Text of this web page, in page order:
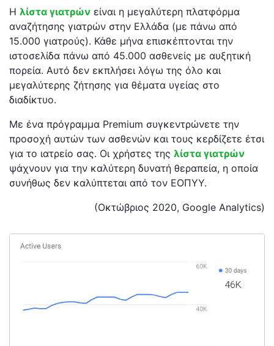
Η λίστα γιατρών είναι η μεγαλύτερη πλατφόρμα
αναζήτησης γιατρών στην Ελλάδα (με πάνω από
15.000 γιατρούς). Κάθε μήνα επισκέπτονται την
ιστοσελίδα πάνω από 45.000 ασθενείς με αυξητική
πορεία. Αυτό δεν εκπλήσει λόγω της όλο και
μεγαλύτερης ζήτησης για θέματα υγείας στο
διαδίκτυο.
Με ένα πρόγραμμα Premium συγκεντρώνετε την
προσοχή αυτών των ασθενών και τους κερδίζετε έτσι
για το ιατρείο σας. Οι χρήστες της λίστα γιατρών
ψάχνουν για την καλύτερη δυνατή θεραπεία, η οποία
συνήθως δεν καλύπτεται από τον ΕΟΠΥΥ.
(Οκτώβριος 2020, Google Analytics)